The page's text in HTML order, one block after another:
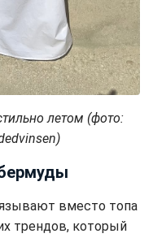
летом (фото:
вместо топа
трендов, который